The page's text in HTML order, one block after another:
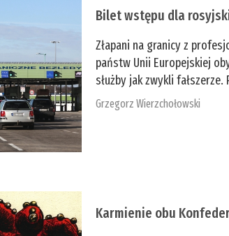
Bilet wstępu dla
Złapani na granicy z
państw Unii Europejskiej
służby jak zwykli
Grzegorz Wierzchołowski
Karmienie obu